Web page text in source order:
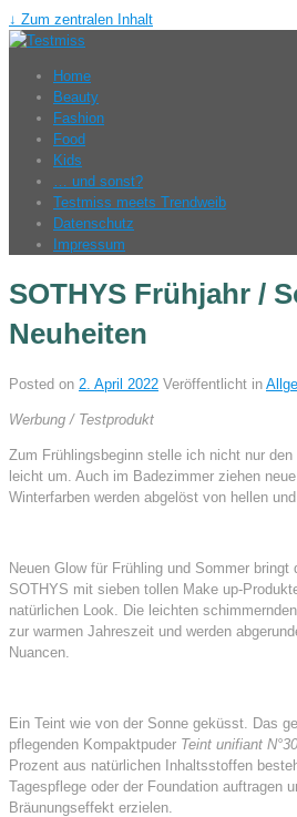
↓ Zum zentralen Inhalt
Home
Beauty
Fashion
Food
Kids
… und sonst?
Testmiss meets Trendweib
Datenschutz
Impressum
SOTHYS Frühjahr /
Neuheiten
Posted on 2. April 2022 Veröffentlicht in
Werbung / Testprodukt
Zum Frühlingsbeginn stelle ich nicht nur
leicht um. Auch im Badezimmer ziehen
Winterfarben werden abgelöst von hellen
Neuen Glow für Frühling und Sommer
SOTHYS mit sieben tollen Make up-
natürlichen Look. Die leichten
zur warmen Jahreszeit und werden
Nuancen.
Ein Teint wie von der Sonne geküsst. Das
pflegenden Kompaktpuder Teint unifiant
Prozent aus natürlichen Inhaltsstoffen
Tagespflege oder der Foundation auftragen
Bräunungseffekt erzielen.